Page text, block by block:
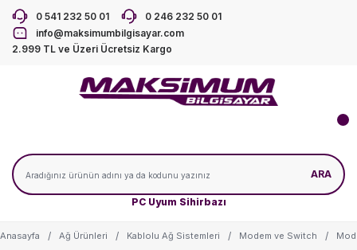
0 541 232 50 01
0 246 232 50 01
info@maksimumbilgisayar.com
2.999 TL ve Üzeri Ücretsiz Kargo
PC Uyum Sihirbazı
ARA
Anasayfa Ağ Ürünleri Kablolu Ağ Sistemleri Modem ve Switch